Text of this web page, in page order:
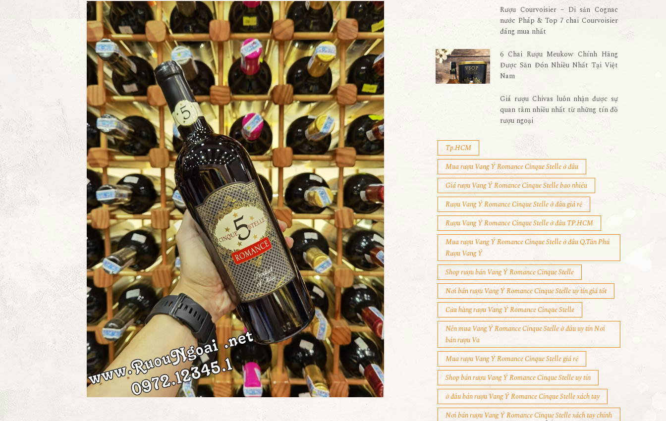
Rượu Courvoisier – Di sản Cognac
nước Pháp & Top 7 chai Courvoisier
đáng mua nhất
6 Chai Rượu Meukow Chính Hãng
Được Săn Đón Nhiều Nhất Tại Việt
Nam
Giá rượu Chivas luôn nhận được sự
quan tâm nhiều nhất từ những tín đồ
rượu ngoại
Tp.HCM
Mua rượu Vang Ý Romance Cinque Stelle ở đâu
Giá rượu Vang Ý Romance Cinque Stelle bao nhiêu
Rượu Vang Ý Romance Cinque Stelle ở đâu giá rẻ
Rượu Vang Ý Romance Cinque Stelle ở đâu TP.HCM
Mua rượu Vang Ý Romance Cinque Stelle ở đâu Q.Tân Phú
Rượu Vang Ý
Shop rượu bán Vang Ý Romance Cinque Stelle
Nơi bán rượu Vang Ý Romance Cinque Stelle uy tín giá tốt
Cửa hàng rượu Vang Ý Romance Cinque Stelle
Nên mua Vang Ý Romance Cinque Stelle ở đâu uy tín Nơi
bán rượu Va
Mua rượu Vang Ý Romance Cinque Stelle giá rẻ
Shop bán rượu Vang Ý Romance Cinque Stelle uy tín
ở đâu bán rượu Vang Ý Romance Cinque Stelle xách tay
Nơi bán rượu Vang Ý Romance Cinque Stelle xách tay chính